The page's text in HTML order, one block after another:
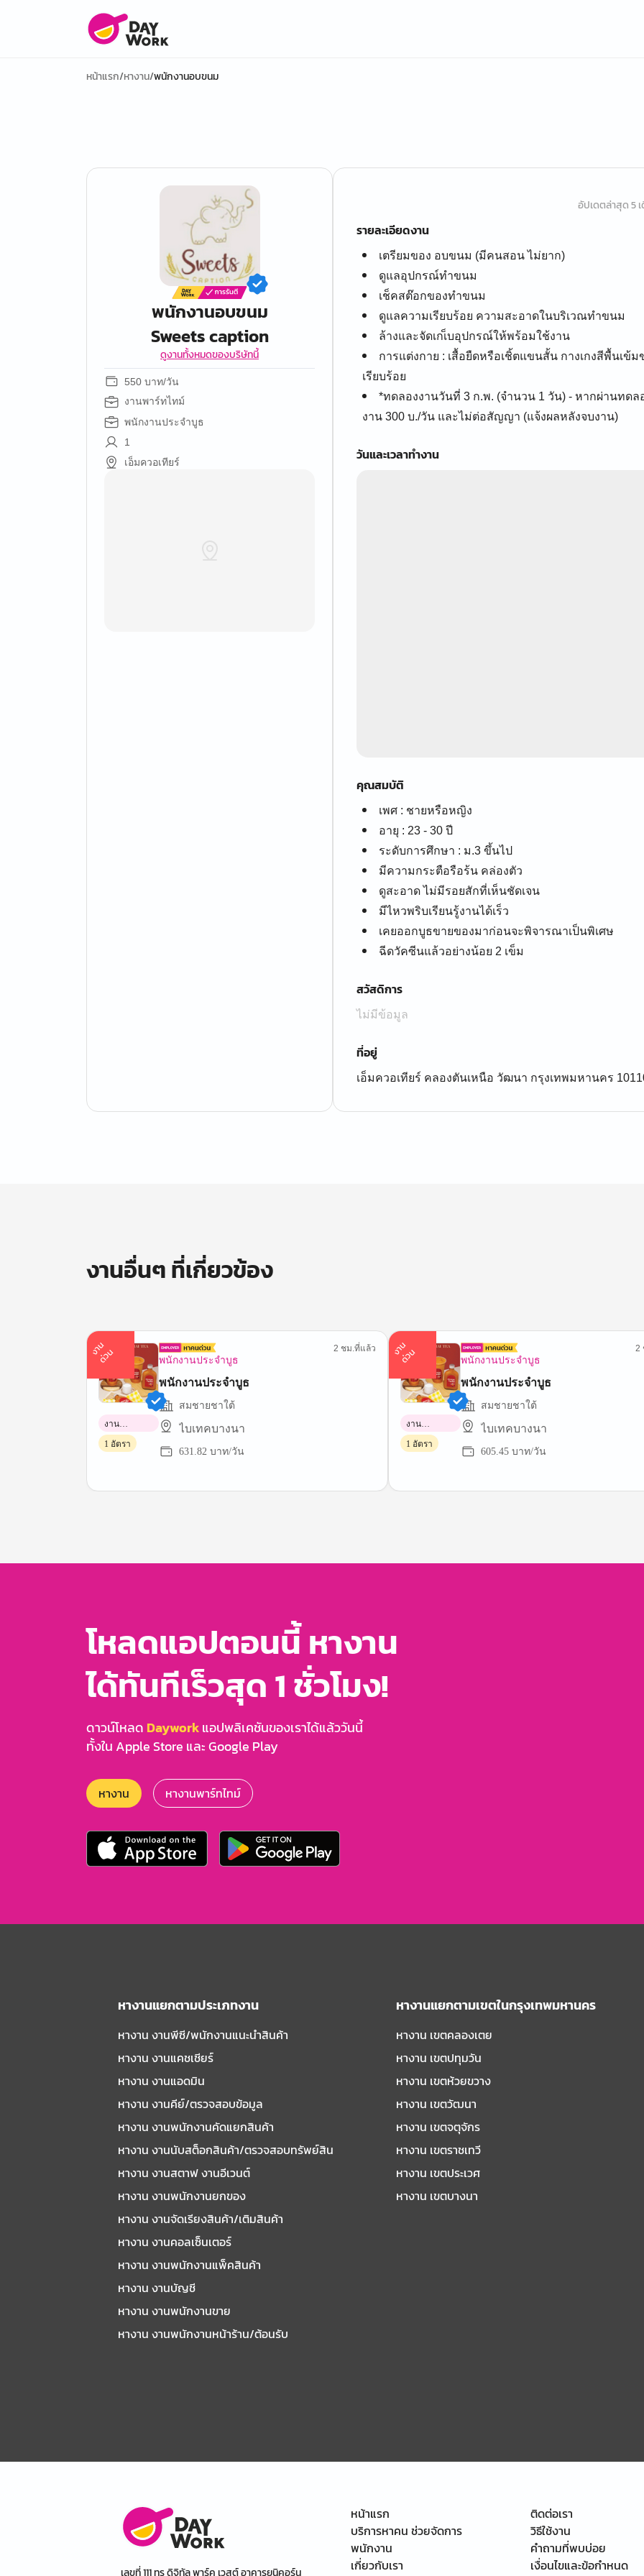
หน้าแรก/หางาน/พนักงานอบขนม
พนักงานอบขนม
Sweets caption
ดูงานทั้งหมดของบริษัทนี้
550 บาท/วัน
งานพาร์ทไทม์
พนักงานประจำบูธ
1
เอ็มควอเทียร์
อัปเดตล่าสุด 5
รายละเอียดงาน
เตรียมของ อบขนม (มีคนสอน ไม่ยาก)
ดูแลอุปกรณ์ทำขนม
เช็คสต๊อกของทำขนม
ดูแลความเรียบร้อย ความสะอาดในบริเวณทำขนม
ล้างและจัดเกเ็บอุปกรณ์ให้พร้อมใช้งาน
การแต่งกาย : เสื้อยืดหรือเชิ้ตแขนสั้น กางเกงสีพื้นเข้
เรียบร้อย
*ทดลองงานวันที่ 3 ก.พ. (จำนวน 1 วัน) - หากผ่านทด
งาน 300 บ./วัน และไม่ต่อสัญญา (แจ้งผลหลังจบงาน)
วันและเวลาทำงาน
คุณสมบัติ
เพศ : ชายหรือหญิง
อายุ : 23 - 30 ปี
ระดับการศึกษา : ม.3 ขึ้นไป
มีความกระตือรือร้น คล่องตัว
ดูสะอาด ไม่มีรอยสักที่เห็นชัดเจน
มีไหวพริบเรียนรู้งานได้เร็ว
เคยออกบูธขายของมาก่อนจะพิจารณาเป็นพิเศษ
ฉีดวัคซีนแล้วอย่างน้อย 2 เข็ม
สวัสดิการ
ไม่มีข้อมูล
ที่อยู่
เอ็มควอเทียร์ คลองตันเหนือ วัฒนา กรุงเทพมหานคร
งานอื่นๆ ที่เกี่ยวข้อง
ง
า
น
ด่
ว
น พนักงานประจำบูธ
2 ชม.ที่แล้ว
พนักงานประจำบูธ
สมชายชาใต้
ไบเทคบางนา
631.82 บาท/วัน
งาน
พาร์ทไทม์
1 อัตรา
ง
า
น
ด่
ว
น พนักงานประจำบูธ
2
พนักงานประจำบูธ
สมชายชาใต้
ไบเทคบางนา
605.45 บาท/วัน
งาน
พาร์ทไทม์
1 อัตรา
โหลดแอปตอนนี้ หางาน
ได้ทันทีเร็วสุด 1 ชั่วโมง!
ดาวน์โหลด Dayworkแอปพลิเคชันของเราได้แล้ววันนี้
ทั้งใน Apple Store และ Google Play
หางาน หางานพาร์ทไทม์
หางานแยกตามประเภทงาน
หางาน งานพีซี/พนักงานแนะนําสินค้า
หางาน งานแคชเชียร์
หางาน งานแอดมิน
หางาน งานคีย์/ตรวจสอบข้อมูล
หางาน งานพนักงานคัดแยกสินค้า
หางาน งานนับสต็อกสินค้า/ตรวจสอบทรัพย์สิน
หางาน งานสตาฟ งานอีเวนต์
หางาน งานพนักงานยกของ
หางาน งานจัดเรียงสินค้า/เติมสินค้า
หางาน งานคอลเซ็นเตอร์
หางาน งานพนักงานแพ็คสินค้า
หางาน งานบัญชี
หางาน งานพนักงานขาย
หางาน งานพนักงานหน้าร้าน/ต้อนรับ
หางานแยกตามเขตในกรุงเทพมหานคร
หางาน เขตคลองเตย
หางาน เขตปทุมวัน
หางาน เขตห้วยขวาง
หางาน เขตวัฒนา
หางาน เขตจตุจักร
หางาน เขตราชเทวี
หางาน เขตประเวศ
หางาน เขตบางนา
เลขที่ 111 ทรู ดิจิทัล พาร์ค เวสต์ อาคารยูนิคอร์น
หน้าแรก
บริการหาคน ช่วยจัดการ
พนักงาน
เกี่ยวกับเรา
ติดต่อเรา
วิธีใช้งาน
คำถามที่พบบ่อย
เงื่อนไขและข้อกำหนด